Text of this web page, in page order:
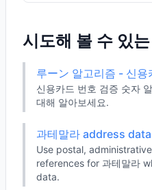
시도해 볼 수 있
루ーン 알고리즘 - 신용
신용카드 번호 검증 숫자
대해 알아보세요.
과테말라 address
Use postal,
references for 과테말라
data.